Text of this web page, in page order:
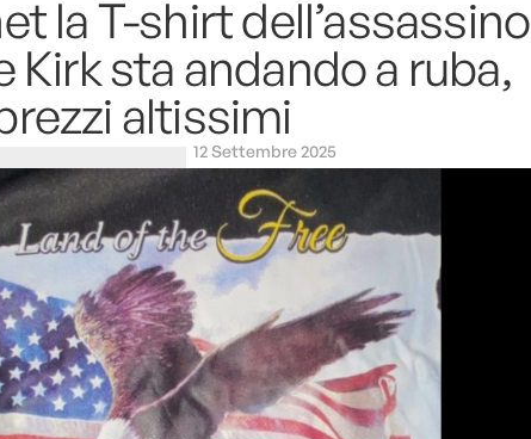
la T-shirt dell’assassino
Kirk sta andando a ruba,
altissimi
12 Settembre 2025